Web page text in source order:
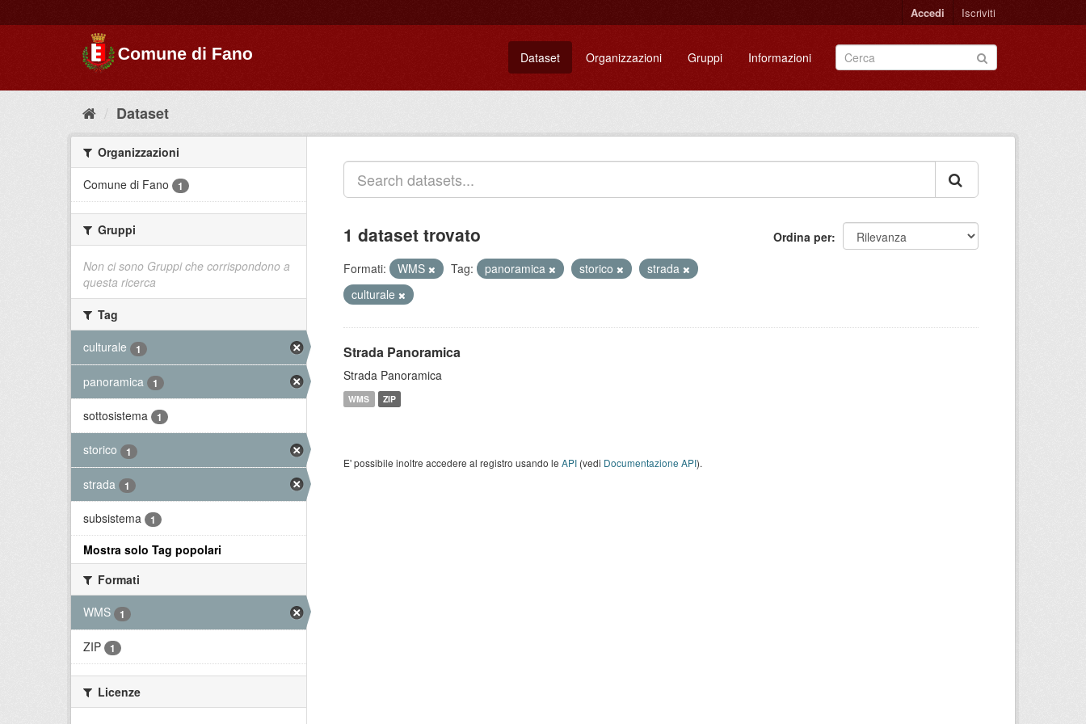
Accedi Iscriviti
Dataset Organizzazioni Gruppi Informazioni
Dataset
Organizzazioni
Comune di Fano
1
Gruppi
Non ci sono Gruppi che corrispondono a
questa ricerca
Tag
culturale
1
panoramica 1
sottosistema 1
storico 1
strada 1
subsistema 1
Mostra solo Tag popolari
Formati
WMS
1
ZIP 1
Licenze
Ordina per
1 dataset trovato
Formati: WMS Tag: panoramica storico
strada
culturale
Strada Panoramica
Strada Panoramica
WMS ZIP
E' possibile inoltre accedere al registro usando le API (vedi Documentazione API).